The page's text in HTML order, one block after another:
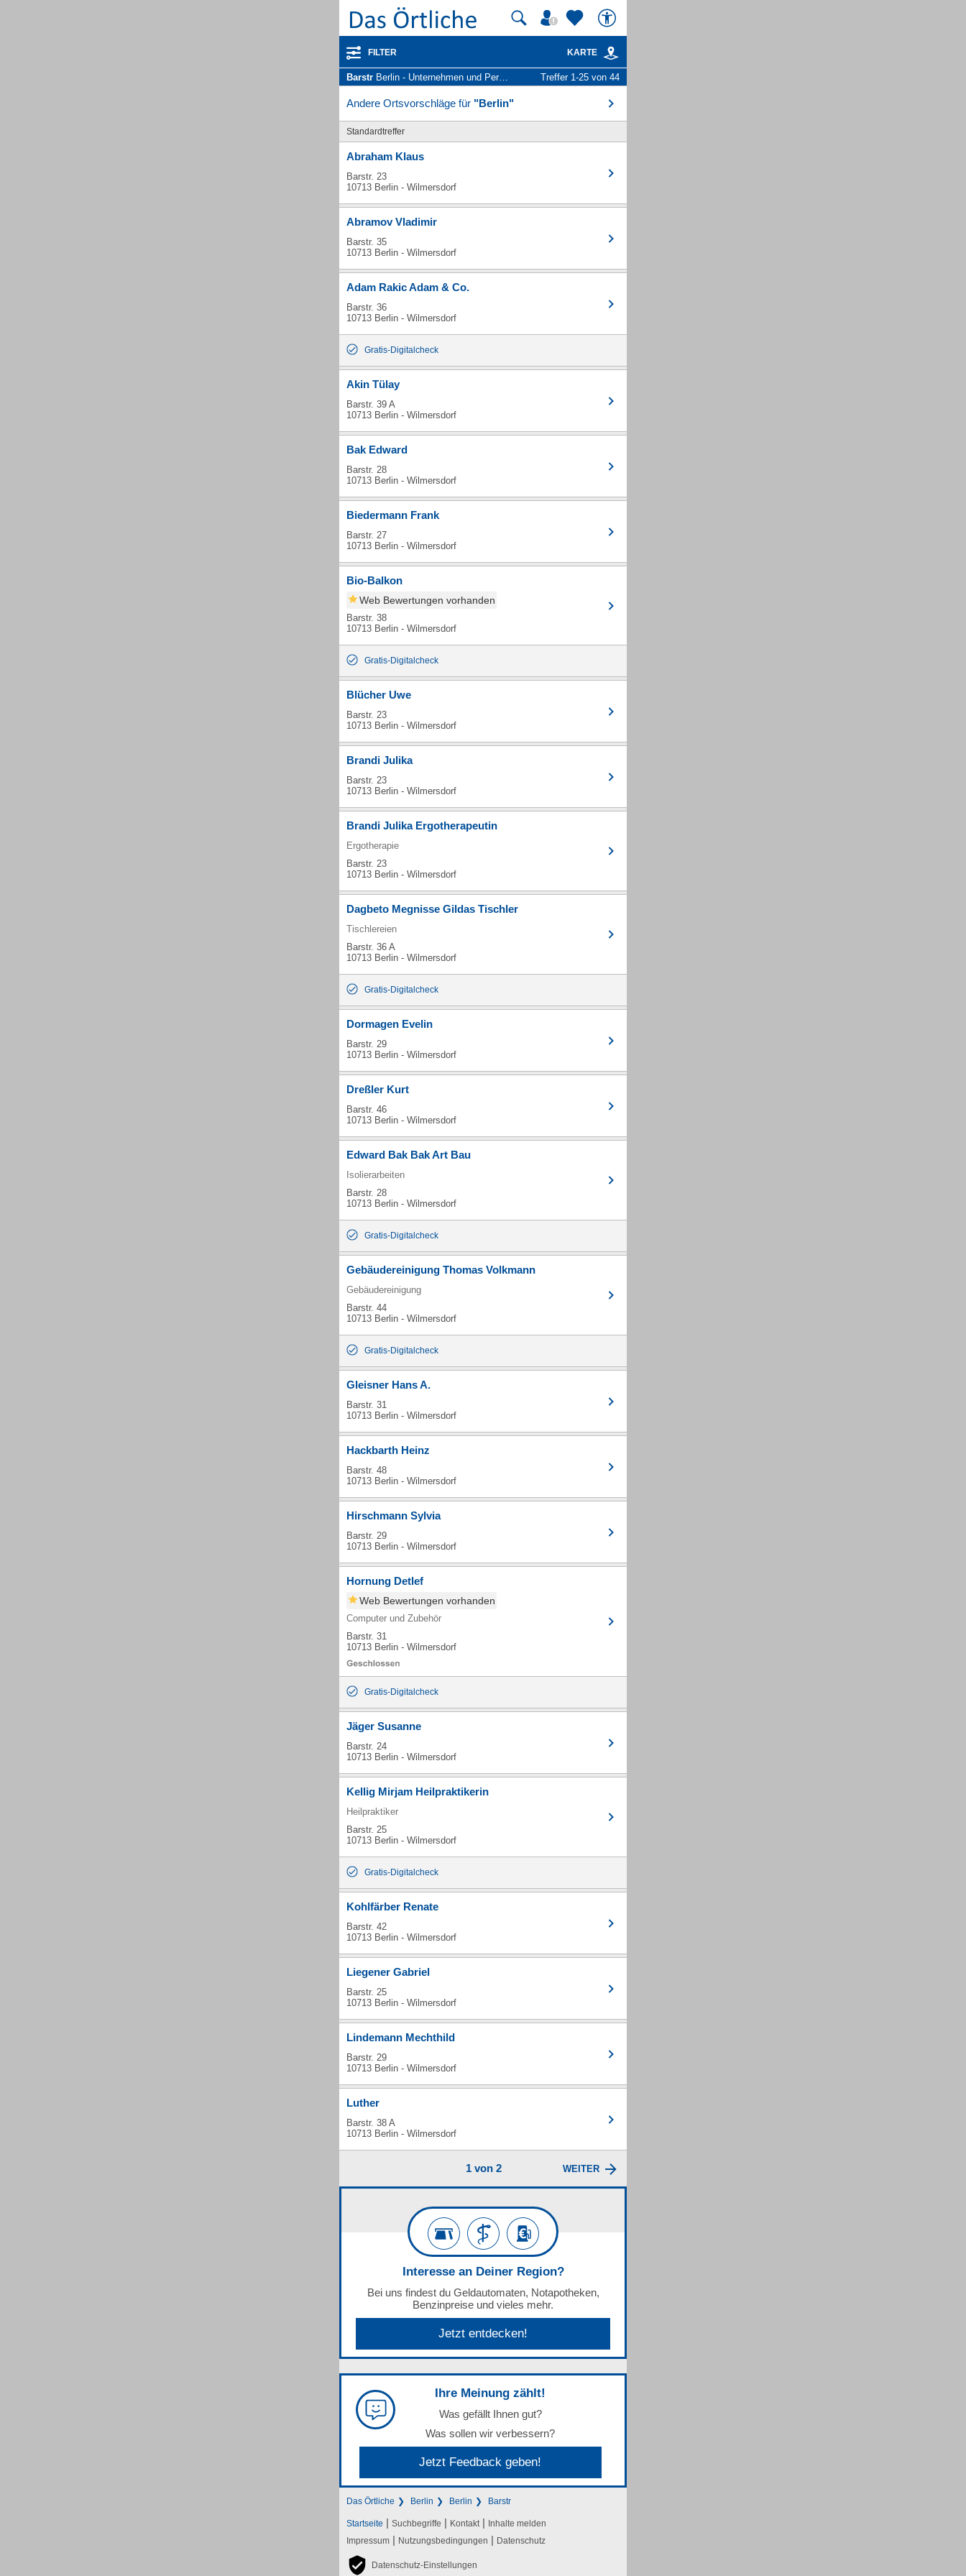
FILTER KARTE
Barstr Berlin - Unternehmen und Personen Treffer 1-25 von 44
Andere Ortsvorschläge für "Berlin"
Standardtreffer
Abraham Klaus
Barstr. 23
10713 Berlin - Wilmersdorf
Abramov Vladimir
Barstr. 35
10713 Berlin - Wilmersdorf
Adam Rakic Adam & Co.
Barstr. 36
10713 Berlin - Wilmersdorf
Gratis-Digitalcheck
Akin Tülay
Barstr. 39 A
10713 Berlin - Wilmersdorf
Bak Edward
Barstr. 28
10713 Berlin - Wilmersdorf
Biedermann Frank
Barstr. 27
10713 Berlin - Wilmersdorf
Bio-Balkon
Web Bewertungen vorhanden
Barstr. 38
10713 Berlin - Wilmersdorf
Gratis-Digitalcheck
Blücher Uwe
Barstr. 23
10713 Berlin - Wilmersdorf
Brandi Julika
Barstr. 23
10713 Berlin - Wilmersdorf
Brandi Julika Ergotherapeutin
Ergotherapie
Barstr. 23
10713 Berlin - Wilmersdorf
Dagbeto Megnisse Gildas Tischler
Tischlereien
Barstr. 36 A
10713 Berlin - Wilmersdorf
Gratis-Digitalcheck
Dormagen Evelin
Barstr. 29
10713 Berlin - Wilmersdorf
Dreßler Kurt
Barstr. 46
10713 Berlin - Wilmersdorf
Edward Bak Bak Art Bau
Isolierarbeiten
Barstr. 28
10713 Berlin - Wilmersdorf
Gratis-Digitalcheck
Gebäudereinigung Thomas Volkmann
Gebäudereinigung
Barstr. 44
10713 Berlin - Wilmersdorf
Gratis-Digitalcheck
Gleisner Hans A.
Barstr. 31
10713 Berlin - Wilmersdorf
Hackbarth Heinz
Barstr. 48
10713 Berlin - Wilmersdorf
Hirschmann Sylvia
Barstr. 29
10713 Berlin - Wilmersdorf
Hornung Detlef
Web Bewertungen vorhanden
Computer und Zubehör
Barstr. 31
10713 Berlin - Wilmersdorf
Gratis-Digitalcheck
Jäger Susanne
Barstr. 24
10713 Berlin - Wilmersdorf
Kellig Mirjam Heilpraktikerin
Heilpraktiker
Barstr. 25
10713 Berlin - Wilmersdorf
Gratis-Digitalcheck
Kohlfärber Renate
Barstr. 42
10713 Berlin - Wilmersdorf
Liegener Gabriel
Barstr. 25
10713 Berlin - Wilmersdorf
Lindemann Mechthild
Barstr. 29
10713 Berlin - Wilmersdorf
Luther
Barstr. 38 A
10713 Berlin - Wilmersdorf
1 von 2 WEITER
Interesse an Deiner Region?
Bei uns findest du Geldautomaten, Notapotheken,
Benzinpreise und vieles mehr.
Jetzt entdecken!
Ihre Meinung zählt!
Was gefällt Ihnen gut?
Was sollen wir verbessern?
Jetzt Feedback geben!
Das Örtliche Berlin Berlin Barstr
Startseite | Suchbegriffe | Kontakt | Inhalte melden
Impressum | Nutzungsbedingungen | Datenschutz
Datenschutz-Einstellungen